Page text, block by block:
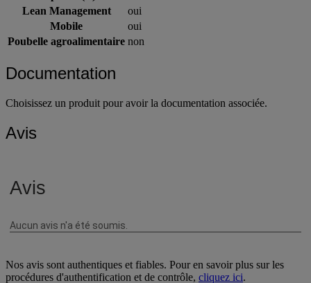
Capacité (L)
110 L
Lean Management
oui
Mobile
oui
Documentation
Avis
Nos avis sont authentiques et fiables. Pour en savoir plus sur les